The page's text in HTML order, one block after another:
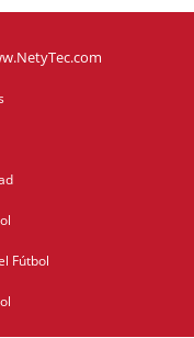
Fútbol